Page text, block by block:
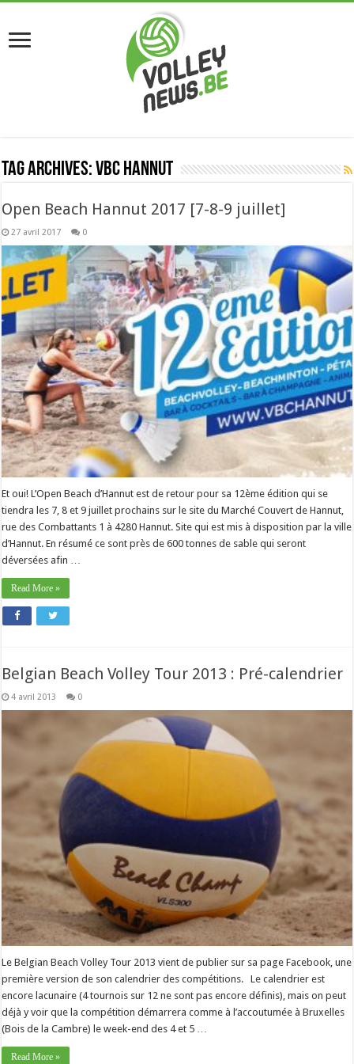
Tag Archives:vbc hannut
Open Beach Hannut 2017 [7-8-9 juillet]
27 avril 2017 0
Et oui! L’Open Beach d’Hannut est de retour pour sa 12ème édition qui se
tiendra les 7, 8 et 9 juillet prochains sur le site du Marché Couvert de Hannut,
rue des Combattants 1 à 4280 Hannut. Site qui est mis à disposition par la ville
d’Hannut. En résumé ce sont près de 600 tonnes de sable qui seront
déversées afin …
Read More »
Belgian Beach Volley Tour 2013 : Pré-calendrier
4 avril 2013 0
Le Belgian Beach Volley Tour 2013 vient de publier sur sa page Facebook, une
première version de son calendrier des compétitions. Le calendrier est
encore lacunaire (4 tournois sur 12 ne sont pas encore définis), mais on peut
déjà y voir que la compétition démarrera comme à l’accoutumée à Bruxelles
(Bois de la Cambre) le week-end des 4 et 5 …
Read More »